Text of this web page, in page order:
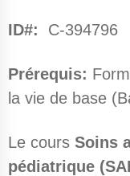
ID#: C-394796
Prérequis:
la vie de base
Le cours Soins
pédiatrique